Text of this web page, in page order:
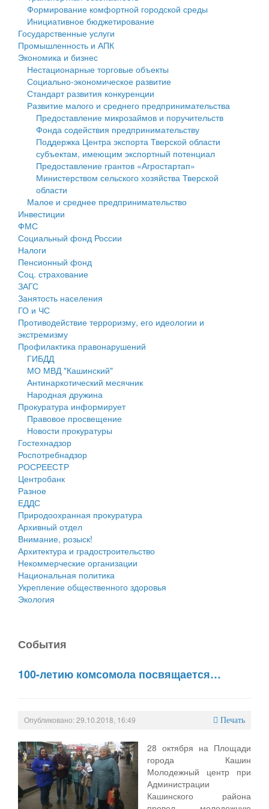
Государственные услуги
Промышленность и АПК
Экономика и бизнес
Символика
Устав
Гостям округа
Туризм
Культура
Образование
Здравоохранение
Социальная защита
Фотоальбом
муниципального округа Тверской области
Администрация Кашинского муниципального округа
Тверской области
Управление сельскими территориями
Открытые данные
Работа с обращениями граждан
Муниципальный контроль
Муниципальные услуги
Проекты административных регламентов
Антимонопольный комплаенс
Противодействие коррупции
Финансовое управление
Бюджет для граждан
Имущество
Выявление правообладателей ранее учтенных
объектов недвижимости
Имущественная поддержка субъектов малого и
среднего предпринимательства
Информационная поддержка субъектов малого и
среднего предпринимательства
Муниципальные программы
Контрольно-счетная палата
Персональные данные
Оценка регулирующего воздействия
Деятельность МУ
Нормативы градостроительного проектирования
Правила землепользования и застройки
Генеральные планы
Проекты планировки территории
Собрание депутатов
Городское поселение
Сельские поселения
Формирование комфортной городской среды
Инициативное бюджетирование
Государственные услуги
Промышленность и АПК
Экономика и бизнес
Нестационарные торговые объекты
Социально-экономическое развитие
Стандарт развития конкуренции
Развитие малого и среднего предпринимательства
Предоставление микрозаймов и поручительств
Фонда содействия предпринимательству
Поддержка Центра экспорта Тверской области
субъектам, имеющим экспортный потенциал
Предоставление грантов «Агростартап»
Министерством сельского хозяйства Тверской
области
Малое и среднее предпринимательство
Инвестиции
ФМС
Социальный фонд России
Налоги
Пенсионный фонд
Соц. страхование
ЗАГС
Занятость населения
ГО и ЧС
Противодействие терроризму, его идеологии и
экстремизму
Профилактика правонарушений
ГИБДД
МО МВД "Кашинский"
Антинаркотический месячник
Народная дружина
Прокуратура информирует
Правовое просвещение
Новости прокуратуры
Гостехнадзор
Роспотребнадзор
РОСРЕЕСТР
Центробанк
Разное
ЕДДС
Природоохранная прокуратура
Архивный отдел
Внимание, розыск!
Архитектура и градостроительство
Некоммерческие организации
Национальная политика
Укрепление общественного здоровья
Экология
События
100-летию комсомола посвящается…
Опубликовано: 29.10.2018, 16:49 Печать
28 октября на Площади
города Кашин
Молодежный центр при
Администрации
Кашинского района